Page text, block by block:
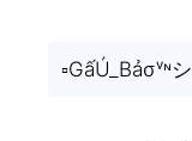
▫GấÚ_Bảσᵛᶰシ